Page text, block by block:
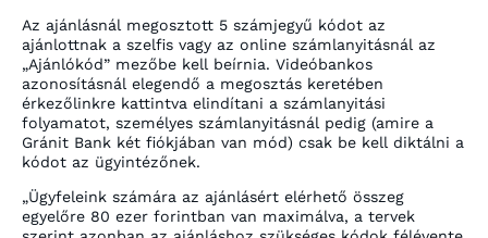
Az ajánlásnál megosztott 5 számjegyű kódot az
ajánlottnak a szelfis vagy az online számlanyitásnál az
„Ajánlókód” mezőbe kell beírnia. Videóbankos
azonosításnál elegendő a megosztás keretében
érkezőlinkre kattintva elindítani a számlanyitási
folyamatot, személyes számlanyitásnál pedig (amire a
Gránit Bank két fiókjában van mód) csak be kell diktálni a
kódot az ügyintézőnek.
„Ügyfeleink számára az ajánlásért elérhető összeg
egyelőre 80 ezer forintban van maximálva, a tervek